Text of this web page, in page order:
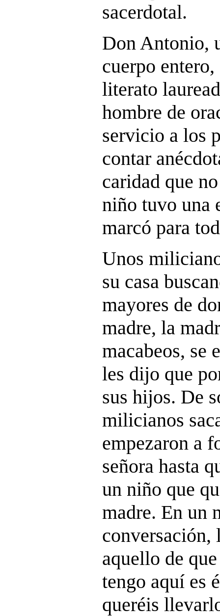
sacerdotal.
Don Antonio,
cuerpo
literato
hombre de
servicio a los
contar
caridad que
niño tuvo una
marcó para
Unos
su casa
mayores de
madre, la
macabeos, se
les dijo que
sus hijos. De
milicianos
empezaron a
señora hasta
un niño que
madre. En un
conversación,
aquello de
tengo aquí es
queréis